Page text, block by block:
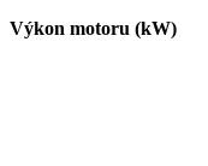
Výkon motoru (kW)